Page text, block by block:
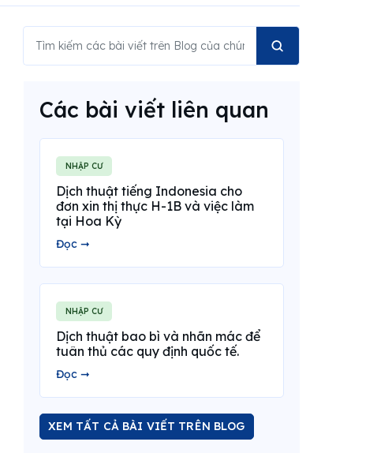
Các bài viết liên quan
NHẬP CƯ
Dịch thuật tiếng Indonesia cho
đơn xin thị thực H-1B và việc làm
tại Hoa Kỳ
Đọc ➞
NHẬP CƯ
Dịch thuật bao bì và nhãn mác để
tuân thủ các quy định quốc tế.
Đọc ➞
XEM TẤT CẢ BÀI VIẾT TRÊN BLOG